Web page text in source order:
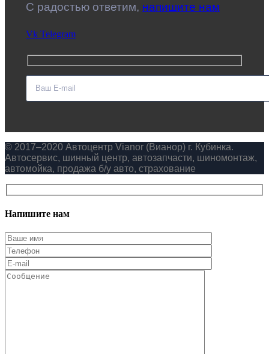
C радостью ответим, напишите нам
Vk Telegram
© 2017–2020 Автоцентр Vianor (Вианор) г. Кубинка.
Автосервис, шинный центр, автозапчасти, шиномонтаж,
автомойка, продажа б/у авто, страхование
Напишите нам